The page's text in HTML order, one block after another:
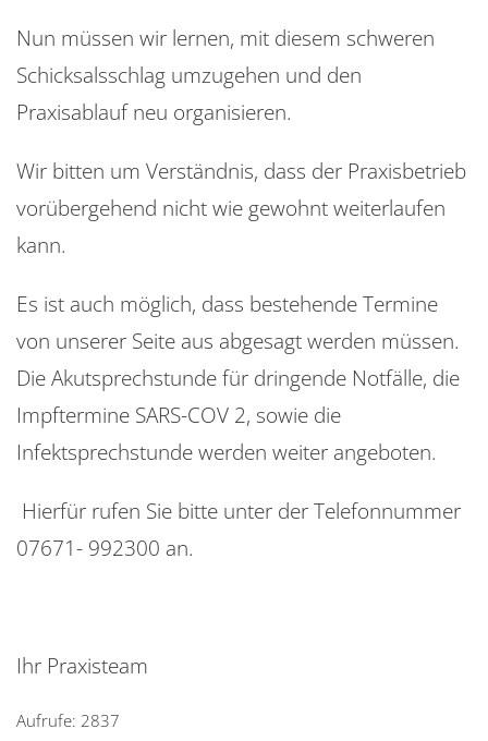
Nun müssen wir lernen, mit diesem schweren
Schicksalsschlag umzugehen und den
Praxisablauf neu organisieren.
Wir bitten um Verständnis, dass der Praxisbetrieb
vorübergehend nicht wie gewohnt weiterlaufen
kann.
Es ist auch möglich, dass bestehende Termine
von unserer Seite aus abgesagt werden müssen.
Die Akutsprechstunde für dringende Notfälle, die
Impftermine SARS-COV 2, sowie die
Infektsprechstunde werden weiter angeboten.
Hierfür rufen Sie bitte unter der Telefonnummer
07671- 992300 an.
Ihr Praxisteam
Aufrufe: 2837